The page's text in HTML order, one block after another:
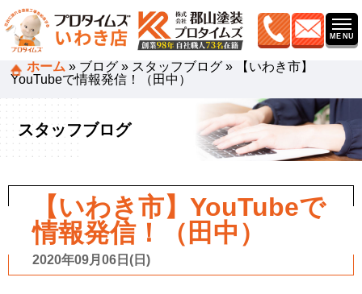
ホーム » ブログ » スタッフブログ »
【いわき市】
YouTubeで情報発信！（田中）
スタッフブログ
【いわき市】YouTubeで
情報発信！（田中）
2020年09月06日(日)